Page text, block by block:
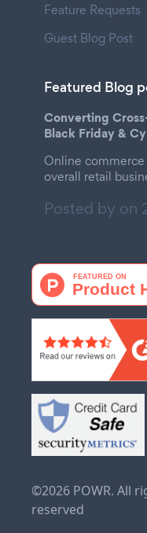
Feature Requests
Guest Blog Post
Featured Blog
Converting
Black Friday &
Online
overall retail
Posted by on
©2026 POWR. All
reserved